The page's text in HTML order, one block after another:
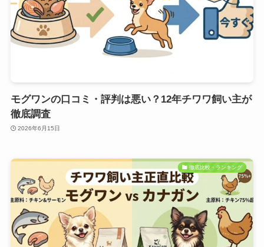
モグワンの口コミ・評判は悪い？12年チワワ飼い主が
徹底調査
2026年6月15日
徹底比較・ランキング